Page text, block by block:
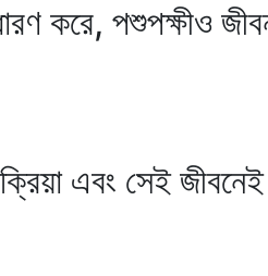
করে, পশুপক্ষীও
এবং সেই